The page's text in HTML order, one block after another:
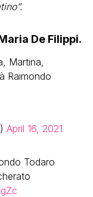
De Filippi.
Martina,
Raimondo
April 16, 2021
Todaro